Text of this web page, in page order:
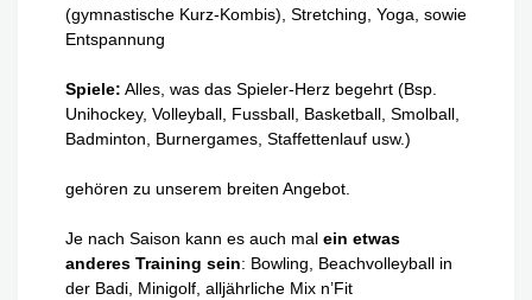
(gymnastische Kurz-Kombis), Stretching, Yoga, sowie
Entspannung
Spiele: Alles, was das Spieler-Herz begehrt (Bsp.
Unihockey, Volleyball, Fussball, Basketball, Smolball,
Badminton, Burnergames, Staffettenlauf usw.)
gehören zu unserem breiten Angebot.
Je nach Saison kann es auch mal ein etwas
anderes Training sein: Bowling, Beachvolleyball in
der Badi, Minigolf, alljährliche Mix n’Fit